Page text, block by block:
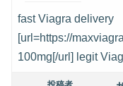
fast Viagra delivery
[url=https://
100mg[/url] legit